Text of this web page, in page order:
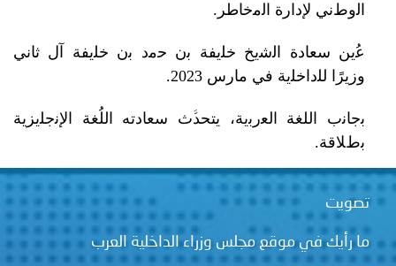
ﻹدارة اﻟﻣﺧﺎطر.
اﻟﺷيخ ﺧﻠيفة ﺑن ﺣﻣد ﺑن ﺧﻠيفة آل ﺛﺎﻧﻲ
ﻟﻠداﺧﻠية ﻓﻲ ﻣﺎرس 2023.
اﻟﻠﻐﺔ اﻟﻌرﺑية، يتحدﱠث ﺳﻌﺎدته اﻟﻠُﻐﺔ اﻹﻧﺟﻠيزية
في موقع مجلس وزراء الداخلية العرب